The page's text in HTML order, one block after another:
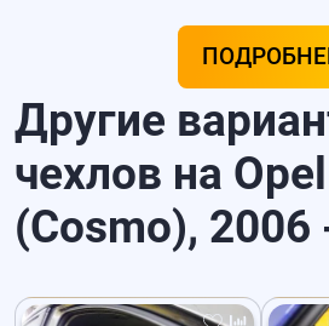
Другие
чехлов на
(Cosmo), 2006